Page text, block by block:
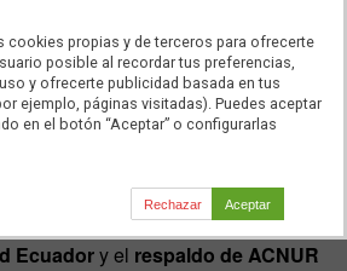
propósito a cada historia. Sus
reconocidos internacionalmente
Stevie Awards,en el FIP
Awards.
reconocimientos con los logros en
Este año, por ejemplo, ha
el
Sello Empresa Inclusiva
Ecuadory el respaldo de ACNUR
cookies propias y de terceros para ofrecerte
posible al recordar tus preferencias,
y ofrecerte publicidad basada en tus
ejemplo, páginas visitadas). Puedes aceptar
en el botón “Aceptar” o configurarlas
Rechazar Aceptar